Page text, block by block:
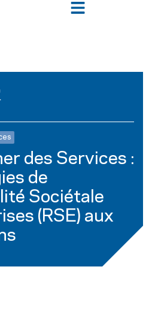
des Services :
de
Sociétale
(RSE) aux